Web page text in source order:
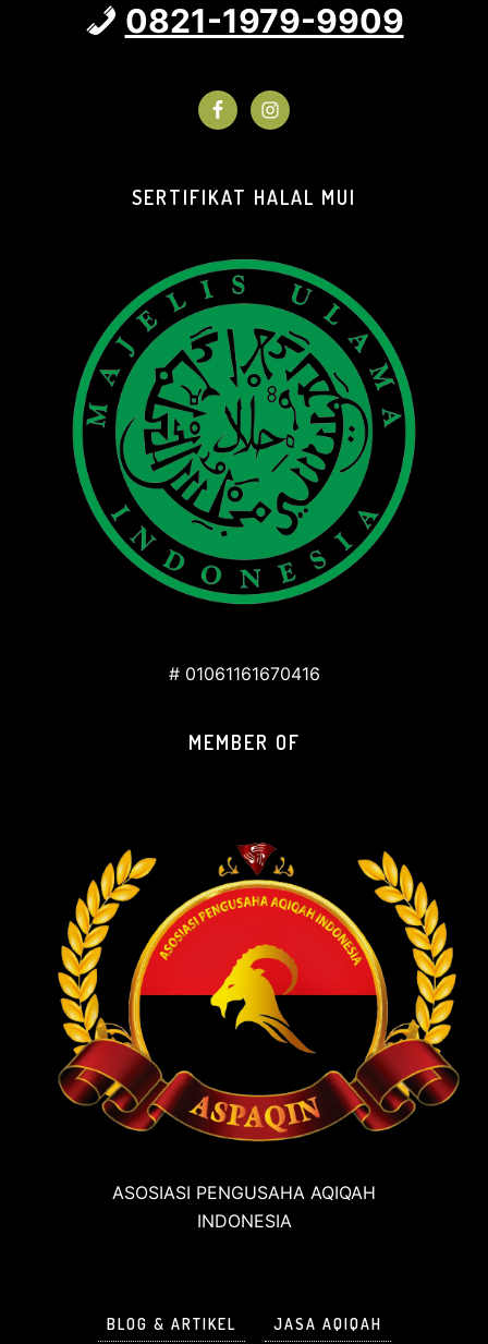
0821-1979-9909
SERTIFIKAT HALAL MUI
# 01061161670416
MEMBER OF
ASOSIASI PENGUSAHA AQIQAH
INDONESIA
BLOG & ARTIKEL JASA AQIQAH